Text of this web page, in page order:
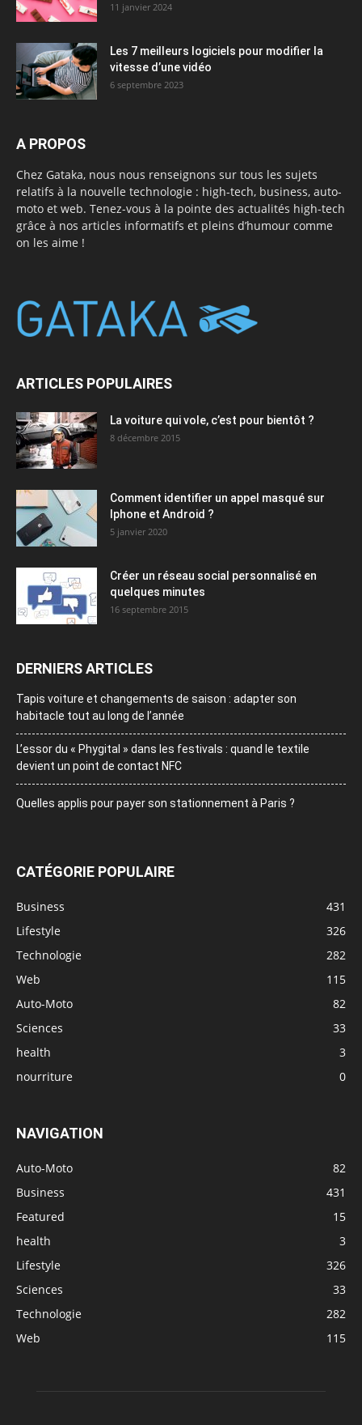
11 janvier 2024
Les 7 meilleurs logiciels pour modifier la
vitesse d’une vidéo
6 septembre 2023
A PROPOS
Chez Gataka, nous nous renseignons sur tous les sujets
relatifs à la nouvelle technologie : high-tech, business, auto-
moto et web. Tenez-vous à la pointe des actualités high-tech
grâce à nos articles informatifs et pleins d’humour comme
on les aime !
ARTICLES POPULAIRES
La voiture qui vole, c’est pour bientôt ?
8 décembre 2015
Comment identifier un appel masqué sur
Iphone et Android ?
5 janvier 2020
Créer un réseau social personnalisé en
quelques minutes
16 septembre 2015
DERNIERS ARTICLES
Tapis voiture et changements de saison : adapter son
habitacle tout au long de l’année
L’essor du « Phygital » dans les festivals : quand le textile
devient un point de contact NFC
Quelles applis pour payer son stationnement à Paris ?
CATÉGORIE POPULAIRE
Business
431
Lifestyle
326
Technologie
282
Web
115
Auto-Moto
82
Sciences
33
health
3
nourriture
0
NAVIGATION
Auto-Moto
82
Business
431
Featured
15
health
3
Lifestyle
326
Sciences
33
Technologie
282
Web
115